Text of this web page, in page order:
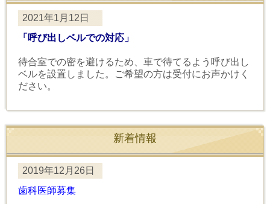
2021年1月12日
「呼び出しベルでの対応」
待合室での密を避けるため、車で待てるよう呼び出し
ベルを設置しました。ご希望の方は受付にお声かけく
ださい。
新着情報
2019年12月26日
歯科医師募集